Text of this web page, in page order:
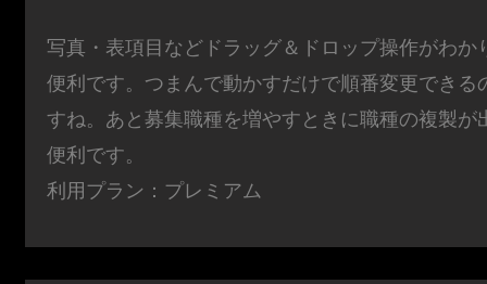
写真・表項目などドラッグ＆ドロップ操作がわか
便利です。つまんで動かすだけで順番変更できる
すね。あと募集職種を増やすときに職種の複製が
便利です。
利用プラン：プレミアム